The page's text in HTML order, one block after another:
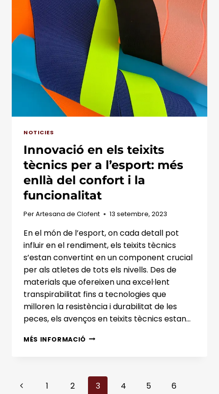
I
RESISTÈNCIA
DE
LA
MÀ
D’ADCLOFENT
NOTICIES
Innovació en els teixits
tècnics per a l’esport: més
enllà del confort i la
funcionalitat
PerArtesana de Clofent 13 setembre, 2023
En el món de l’esport, on cada detall pot
influir en el rendiment, els teixits tècnics
s’estan convertint en un component crucial
per als atletes de tots els nivells. Des de
materials que ofereixen una excel·lent
transpirabilitat fins a tecnologies que
milloren la resistència i durabilitat de les
peces, els avenços en teixits tècnics estan…
MÉS INFORMACIÓINNOVACIÓ
TÈCNICS
PER
Navegació
Pàgina
1 2 3 4 5
6